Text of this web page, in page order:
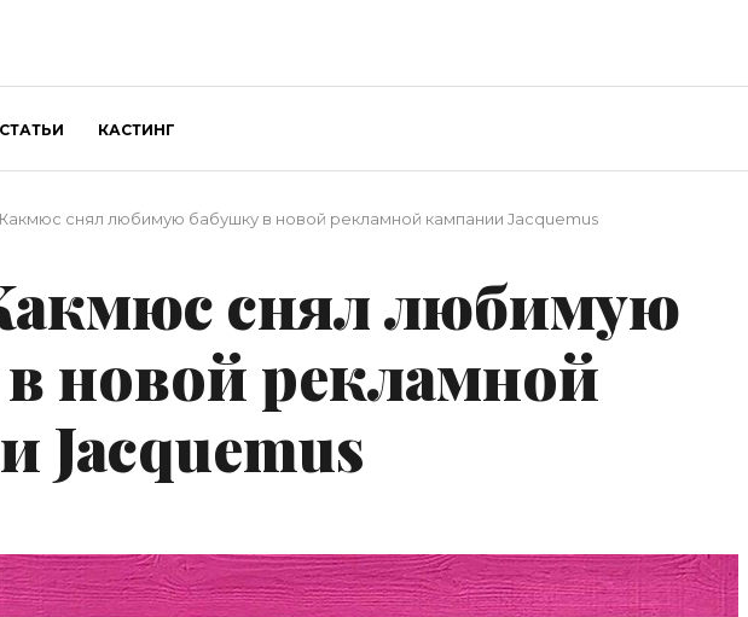
СТАТЬИ КАСТИНГ
снял любимую бабушку в новой рекламной кампании Jacquemus
снял любимую
новой рекламной
Jacquemus